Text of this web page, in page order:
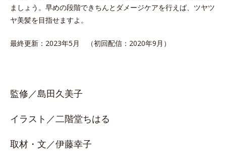
ましょう。早めの段階できちんとダメージケアを行えば、ツヤツ
ヤ美髪を目指せますよ。
最終更新：2023年5月 （初回配信：2020年9月）
監修／島田久美子
イラスト／二階堂ちはる
取材・文／伊藤幸子